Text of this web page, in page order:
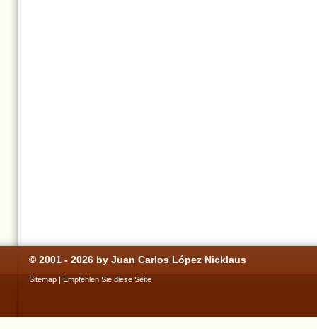
© 2001 - 2026 by Juan Carlos López Nicklaus
Sitemap | Empfehlen Sie diese Seite